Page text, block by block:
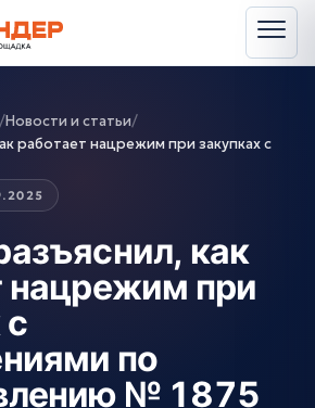
/Новости и статьи/
работает нацрежим при закупках с
как
нацрежим при
с
по
№ 1875